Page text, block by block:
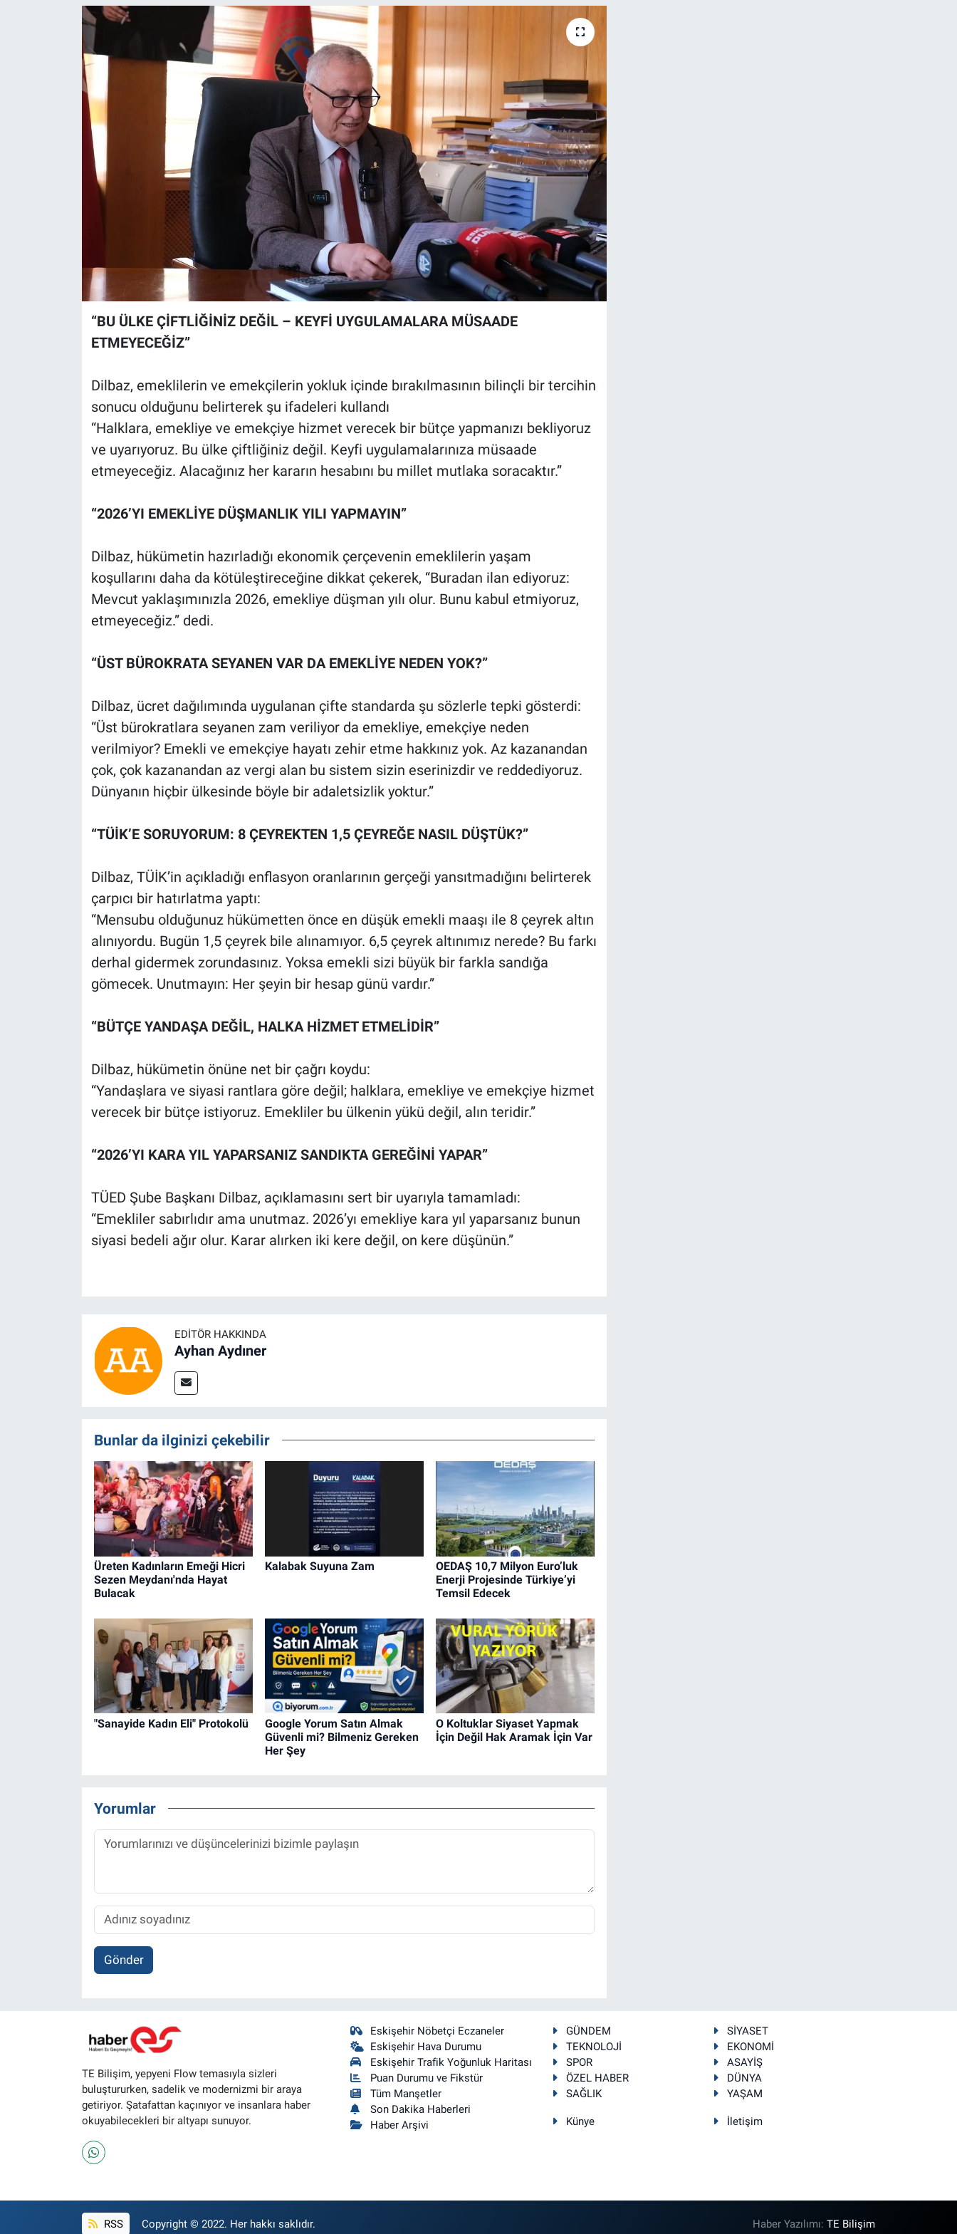
“BU ÜLKE ÇİFTLİĞİNİZ DEĞİL – KEYFİ UYGULAMALARA MÜSAADE
ETMEYECEĞİZ”
Dilbaz, emeklilerin ve emekçilerin yokluk içinde bırakılmasının bilinçli bir tercihin
sonucu olduğunu belirterek şu ifadeleri kullandı
“Halklara, emekliye ve emekçiye hizmet verecek bir bütçe yapmanızı bekliyoruz
ve uyarıyoruz. Bu ülke çiftliğiniz değil. Keyfi uygulamalarınıza müsaade
etmeyeceğiz. Alacağınız her kararın hesabını bu millet mutlaka soracaktır.”
“2026’YI EMEKLİYE DÜŞMANLIK YILI YAPMAYIN”
Dilbaz, hükümetin hazırladığı ekonomik çerçevenin emeklilerin yaşam
koşullarını daha da kötüleştireceğine dikkat çekerek, “Buradan ilan ediyoruz:
Mevcut yaklaşımınızla 2026, emekliye düşman yılı olur. Bunu kabul etmiyoruz,
etmeyeceğiz.” dedi.
“ÜST BÜROKRATA SEYANEN VAR DA EMEKLİYE NEDEN YOK?”
Dilbaz, ücret dağılımında uygulanan çifte standarda şu sözlerle tepki gösterdi:
“Üst bürokratlara seyanen zam veriliyor da emekliye, emekçiye neden
verilmiyor? Emekli ve emekçiye hayatı zehir etme hakkınız yok. Az kazanandan
çok, çok kazanandan az vergi alan bu sistem sizin eserinizdir ve reddediyoruz.
Dünyanın hiçbir ülkesinde böyle bir adaletsizlik yoktur.”
“TÜİK’E SORUYORUM: 8 ÇEYREKTEN 1,5 ÇEYREĞE NASIL DÜŞTÜK?”
Dilbaz, TÜİK’in açıkladığı enflasyon oranlarının gerçeği yansıtmadığını belirterek
çarpıcı bir hatırlatma yaptı:
“Mensubu olduğunuz hükümetten önce en düşük emekli maaşı ile 8 çeyrek altın
alınıyordu. Bugün 1,5 çeyrek bile alınamıyor. 6,5 çeyrek altınımız nerede? Bu farkı
derhal gidermek zorundasınız. Yoksa emekli sizi büyük bir farkla sandığa
gömecek. Unutmayın: Her şeyin bir hesap günü vardır.”
“BÜTÇE YANDAŞA DEĞİL, HALKA HİZMET ETMELİDİR”
Dilbaz, hükümetin önüne net bir çağrı koydu:
“Yandaşlara ve siyasi rantlara göre değil; halklara, emekliye ve emekçiye hizmet
verecek bir bütçe istiyoruz. Emekliler bu ülkenin yükü değil, alın teridir.”
“2026’YI KARA YIL YAPARSANIZ SANDIKTA GEREĞİNİ YAPAR”
TÜED Şube Başkanı Dilbaz, açıklamasını sert bir uyarıyla tamamladı:
“Emekliler sabırlıdır ama unutmaz. 2026’yı emekliye kara yıl yaparsanız bunun
siyasi bedeli ağır olur. Karar alırken iki kere değil, on kere düşünün.”
EDITÖR HAKKINDA
Ayhan Aydıner
Bunlar da ilginizi çekebilir
Üreten Kadınların Emeği Hicri
Sezen Meydanı'nda Hayat
Bulacak
Kalabak Suyuna Zam
OEDAŞ 10,7 Milyon Euro’luk
Enerji Projesinde Türkiye’yi
Temsil Edecek
"Sanayide Kadın Eli" Protokolü
Google Yorum Satın Almak
Güvenli mi? Bilmeniz Gereken
Her Şey
O Koltuklar Siyaset Yapmak
İçin Değil Hak Aramak İçin Var
Yorumlar
Gönder
TE Bilişim, yepyeni Flow temasıyla sizleri
buluştururken, sadelik ve modernizmi bir araya
getiriyor. Şatafattan kaçınıyor ve insanlara haber
okuyabilecekleri bir altyapı sunuyor.
Eskişehir Nöbetçi Eczaneler
Eskişehir Hava Durumu
Eskişehir Trafik Yoğunluk Haritası
Puan Durumu ve Fikstür
Tüm Manşetler
Son Dakika Haberleri
Haber Arşivi
GÜNDEM
SİYASET
TEKNOLOJİ
EKONOMİ
SPOR
ASAYİŞ
ÖZEL HABER
DÜNYA
SAĞLIK
YAŞAM
Künye İletişim
RSS Copyright © 2022. Her hakkı saklıdır. Haber Yazılımı:TE Bilişim